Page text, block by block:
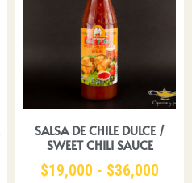
SALSA DE CHILE DULCE /
SWEET CHILI SAUCE
$19,000 - $36,000